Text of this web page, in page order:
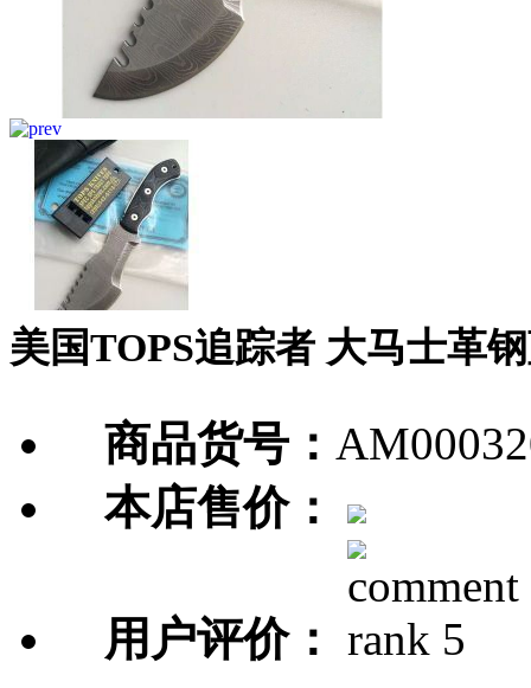
美国TOPS追踪者 大马士革
商品货号：
本店售价：
用户评价：